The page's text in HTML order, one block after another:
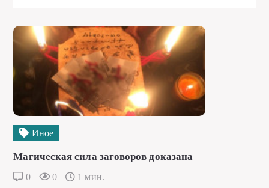
Иное
Магическая сила заговоров доказана
0 0 1 мин.